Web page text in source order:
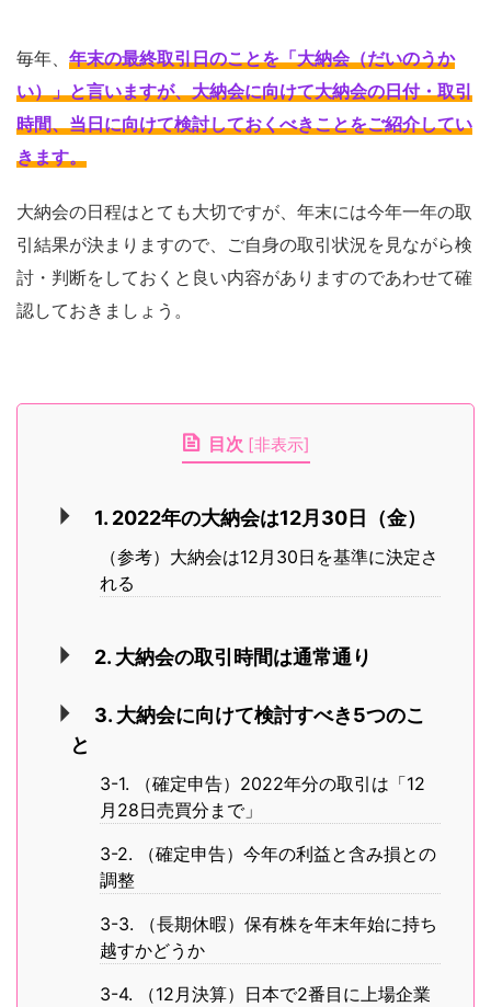
毎年、 年末の最終取引日のことを「大納会（だいのうか
い）」と言いますが、大納会に向けて大納会の日付・取引
時間、当日に向けて検討しておくべきことをご紹介してい
きます。
大納会の日程はとても大切ですが、年末には今年一年の取
引結果が決まりますので、ご自身の取引状況を見ながら検
討・判断をしておくと良い内容がありますのであわせて確
認しておきましょう。
目次 [非表示]
1. 2022年の大納会は12月30日（金）
（参考）大納会は12月30日を基準に決定さ
れる
2. 大納会の取引時間は通常通り
3. 大納会に向けて検討すべき5つのこ
と
3-1. （確定申告）2022年分の取引は「12
月28日売買分まで」
3-2. （確定申告）今年の利益と含み損との
調整
3-3. （長期休暇）保有株を年末年始に持ち
越すかどうか
3-4. （12月決算）日本で2番目に上場企業